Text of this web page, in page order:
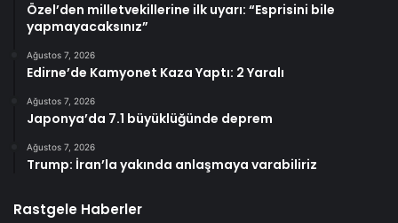
Özel’den milletvekillerine ilk uyarı: “Esprisini bile
yapmayacaksınız”
Ağustos 7, 2026
Edirne’de Kamyonet Kaza Yaptı: 2 Yaralı
Ağustos 7, 2026
Japonya’da 7.1 büyüklüğünde deprem
Ağustos 7, 2026
Trump: İran’la yakında anlaşmaya varabiliriz
Rastgele Haberler